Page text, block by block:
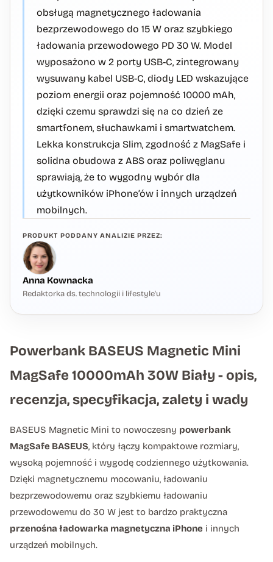
obsługą magnetycznego ładowania
bezprzewodowego do 15 W oraz szybkiego
ładowania przewodowego PD 30 W. Model
wyposażono w 2 porty USB-C, zintegrowany
wysuwany kabel USB-C, diody LED wskazujące
poziom energii oraz pojemność 10000 mAh,
dzięki czemu sprawdzi się na co dzień ze
smartfonem, słuchawkami i smartwatchem.
Lekka konstrukcja Slim, zgodność z MagSafe i
solidna obudowa z ABS oraz poliwęglanu
sprawiają, że to wygodny wybór dla
użytkowników iPhone’ów i innych urządzeń
mobilnych.
PRODUKT PODDANY ANALIZIE PRZEZ:
Anna Kownacka
Redaktorka ds. technologii i lifestyle'u
Powerbank BASEUS Magnetic Mini
MagSafe 10000mAh 30W Biały - opis,
recenzja, specyfikacja, zalety i wady
BASEUS Magnetic Mini to nowoczesny powerbank
MagSafe BASEUS, który łączy kompaktowe rozmiary,
wysoką pojemność i wygodę codziennego użytkowania.
Dzięki magnetycznemu mocowaniu, ładowaniu
bezprzewodowemu oraz szybkiemu ładowaniu
przewodowemu do 30 W jest to bardzo praktyczna
przenośna ładowarka magnetyczna iPhone i innych
urządzeń mobilnych.